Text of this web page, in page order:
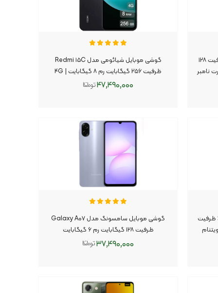
گوشی موبایل اپل مدل iPhone ۱۴ ظرفیت ۱۲۸
نامبر
گوشی موبایل شیائومی مدل Redmi ۱۵C
ظرفیت ۲۵۶ گیگابایت رم ۸ گیگابایت | ۴G
۴۷,۴۹۰,۰۰۰
گوشی موبایل سامسونگ مدل S۲۵ FE ظرفیت
گوشی موبایل سامسونگ مدل Galaxy A۰۷
ظرفیت ۱۲۸ گیگابایت رم ۶ گیگابایت
۳۷,۴۹۰,۰۰۰